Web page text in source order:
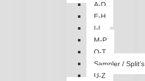
A-D
E-H
I-L
M-P
Q-T
Sampler / Split’s
U-Z